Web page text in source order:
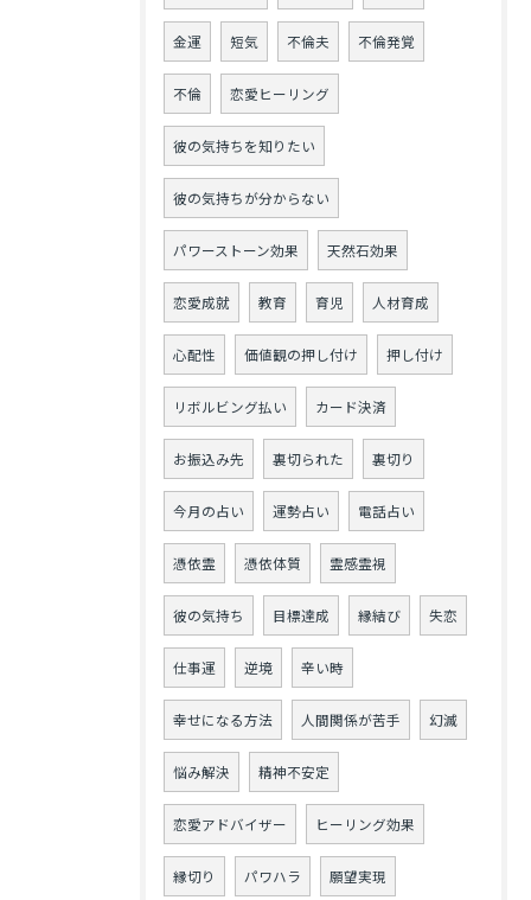
金運 短気 不倫夫 不倫発覚
不倫 恋愛ヒーリング
彼の気持ちを知りたい
彼の気持ちが分からない
パワーストーン効果 天然石効果
恋愛成就 教育 育児 人材育成
心配性 価値観の押し付け 押し付け
リボルビング払い カード決済
お振込み先 裏切られた 裏切り
今月の占い 運勢占い 電話占い
憑依霊 憑依体質 霊感霊視
彼の気持ち 目標達成 縁結び 失恋
仕事運 逆境 辛い時
幸せになる方法 人間関係が苦手 幻滅
悩み解決 精神不安定
恋愛アドバイザー ヒーリング効果
縁切り パワハラ 願望実現